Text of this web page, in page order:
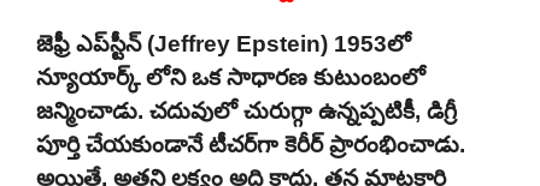
జెఫ్రీ ఎప్‌స్టీన్ (Jeffrey Epstein) 1953లో
న్యూయార్క్ లోని ఒక సాధారణ కుటుంబంలో
జన్మించాడు. చదువులో చురుగ్గా ఉన్నప్పటికీ, డిగ్రీ
పూర్తి చేయకుండానే టీచర్‌గా కెరీర్ ప్రారంభించాడు.
అయితే, అతని లక్ష్యం అది కాదు. తన మాటకారి